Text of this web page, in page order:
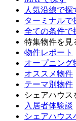
人気沿線で探
ターミナルで
全ての条件で
特集物件を見
物件レポート
オープニング
オススメ物件
テーマ別物件
シェアハウス
入居者体験談
シェアハウス